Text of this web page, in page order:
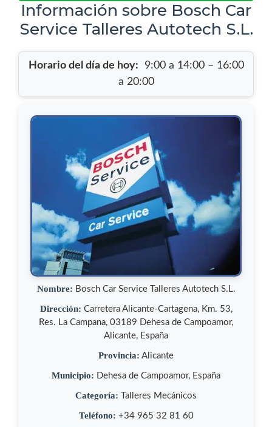
Información sobre Bosch Car
Service Talleres Autotech S.L.
Horario del día de hoy:
9:00 a 14:00 – 16:00
a 20:00
Nombre: Bosch Car Service Talleres Autotech S.L.
Dirección: Carretera Alicante-Cartagena, Km. 53,
Res. La Campana, 03189 Dehesa de Campoamor,
Alicante, España
Provincia: Alicante
Municipio: Dehesa de Campoamor, España
Categoría: Talleres Mecánicos
Teléfono: +34 965 32 81 60